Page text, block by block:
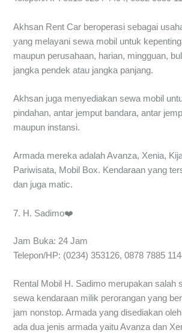
Akhsan Rent Car beroperasi sebagai
yang melayani sewa mobil untuk
maupun perusahaan, harian, mingguan,
jangka pendek atau jangka panjang.
Akhsan juga menyediakan sewa mobil
pindahan, antar jemput bandara, antar
maupun instansi.
Armada mereka adalah Avanza, Xenia,
Pariwisata, Mobil Box. Kendaraan yang
dan juga matic.
7. H. Sadimo❤️
Jam Buka: 24 Jam
Telepon/HP: (0234) 353126, 0878 7885
Rental Mobil H. Sadimo merupakan salah
sewa kendaraan milik perorangan yang
jam nonstop. Armada yang disediakan
ada dua jenis armada yaitu Avanza dan